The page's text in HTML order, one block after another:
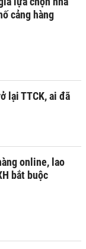
cảng hàng
lại TTCK, ai đã
online, lao
bắt buộc